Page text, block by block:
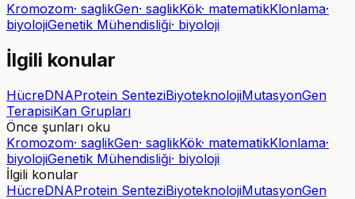
Kromozom· saglikGen· saglikKök· matematikKlonlama·
biyolojiGenetik Mühendisliği· biyoloji
İlgili konular
HücreDNAProtein SenteziBiyoteknolojiMutasyonGen
TerapisiKan Grupları
Önce şunları oku
Kromozom· saglikGen· saglikKök· matematikKlonlama·
biyolojiGenetik Mühendisliği· biyoloji
İlgili konular
HücreDNAProtein SenteziBiyoteknolojiMutasyonGen